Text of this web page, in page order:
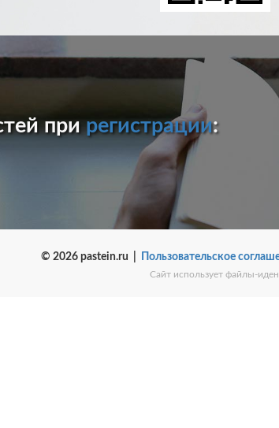
прирегистрации:
© 2026 pastein.ru | Пользовательское
Сайт использует файлы-